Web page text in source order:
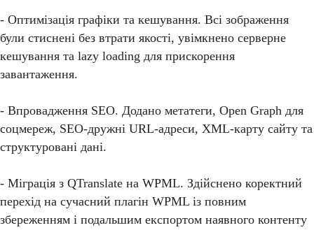
- Оптимізація графіки та кешування. Всі зображення
були стиснені без втрати якості, увімкнено серверне
кешування та lazy loading для прискорення
завантаження.
- Впровадження SEO. Додано метатеги, Open Graph для
соцмереж, SEO-дружні URL-адреси, XML-карту сайту та
структуровані дані.
- Міграція з QTranslate на WPML. Здійснено коректний
перехід на сучасний плагін WPML із повним
збереженням і подальшим експортом наявного контенту